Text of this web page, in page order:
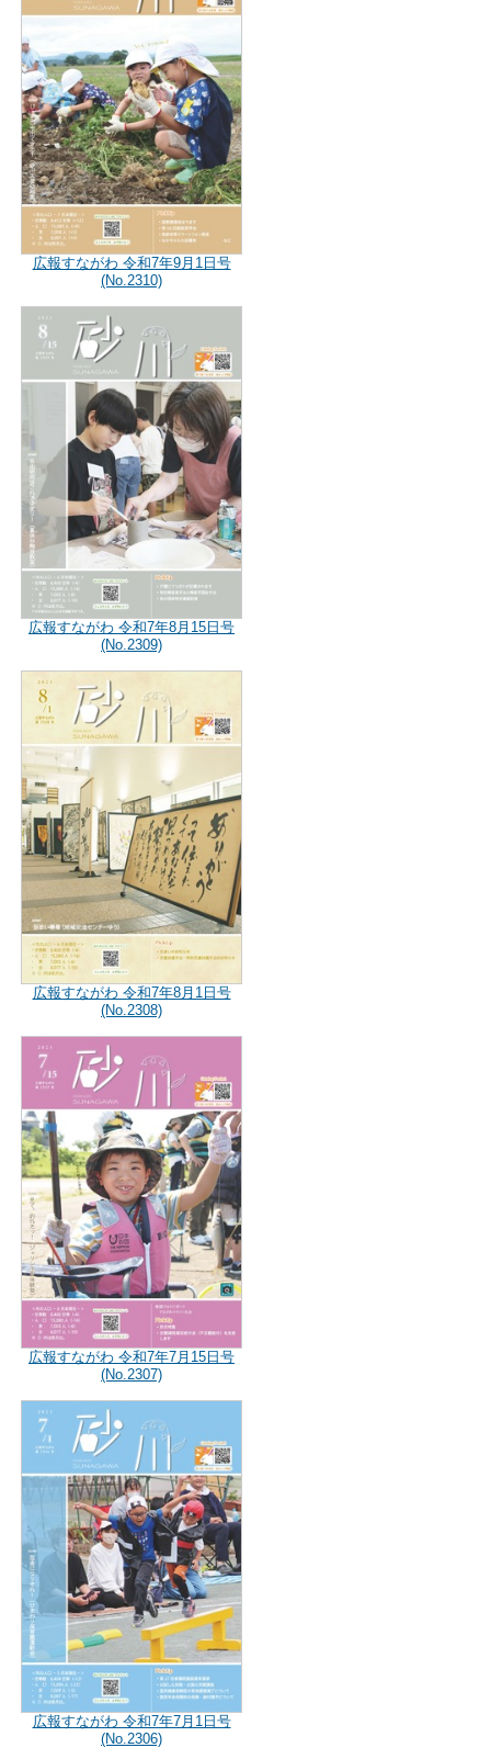
広報すながわ 令和7年9月1日号
(No.2310)
広報すながわ 令和7年8月15日号
(No.2309)
広報すながわ 令和7年8月1日号
(No.2308)
広報すながわ 令和7年7月15日号
(No.2307)
広報すながわ 令和7年7月1日号
(No.2306)